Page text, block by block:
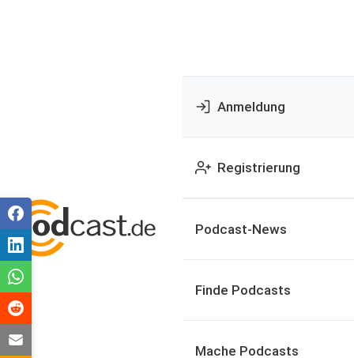
Anmeldung
Registrierung
Podcast-News
Finde Podcasts
Mache Podcasts